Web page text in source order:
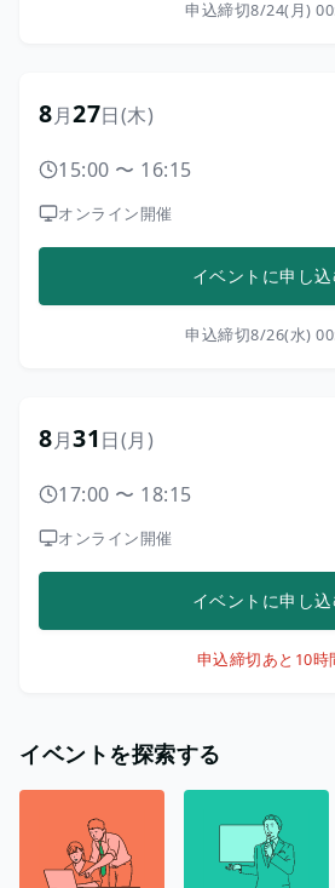
イベントを探索する
申込締切8/24(月)
8月27日(木)
15:00 〜 16:15
オンライン開催
イベントに申し
申込締切8/26(水)
8月31日(月)
17:00 〜 18:15
オンライン開催
イベントに申し
申込締切あと10時